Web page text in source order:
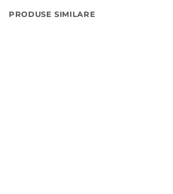
PRODUSE SIMILARE